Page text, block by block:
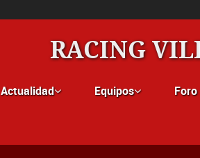
RACING
Actualidad Equipos Foro